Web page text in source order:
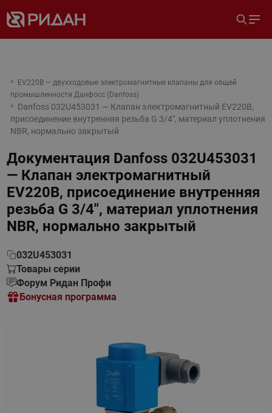
EV220B — двухходовые электромагнитные клапаны для общей
промышленности Данфосс (Danfoss)
Danfoss 032U453031 — Клапан электромагнитный EV220B,
присоединение внутренняя резьба G 3/4", материал уплотнения
NBR, нормально закрытый
Документация Danfoss 032U453031
— Клапан электромагнитный
EV220B, присоединение внутренняя
резьба G 3/4", материал уплотнения
NBR, нормально закрытый
032U453031
Товары серии
Форум Ридан Профи
Бонусная программа